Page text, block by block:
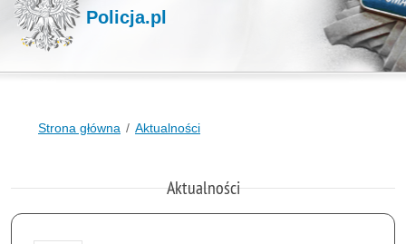
Policja.pl
Strona główna Aktualności
Aktualności